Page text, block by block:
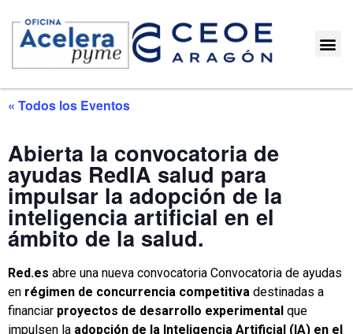
« Todos los Eventos
Abierta la convocatoria de
ayudas RedIA salud para
impulsar la adopción de la
inteligencia artificial en el
ámbito de la salud.
Red.es abre una nueva convocatoria Convocatoria de ayudas
en régimen de concurrencia competitiva destinadas a
financiar proyectos de desarrollo experimental que
impulsen la adopción de la Inteligencia Artificial (IA) en el